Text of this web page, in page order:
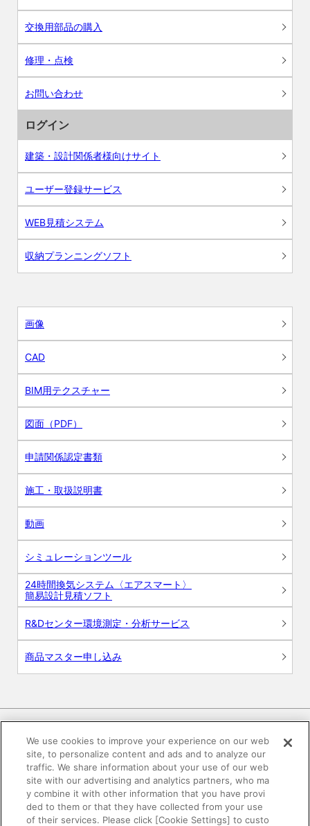
交換用部品の購入
修理・点検
お問い合わせ
ログイン
建築・設計関係者様向けサイト
ユーザー登録サービス
WEB見積システム
収納プランニングソフト
画像
CAD
BIM用テクスチャー
図面（PDF）
申請関係認定書類
施工・取扱説明書
動画
シミュレーションツール
24時間換気システム〈エアスマート〉
簡易設計見積ソフト
R&Dセンター環境測定・分析サービス
商品マスター申し込み
電子公告 このWEBサイトについて
プライバシーポリシー
We use cookies to improve your experience on our web
site, to personalize content and ads and to analyze our
traffic. We share information about your use of our web
site with our advertising and analytics partners, who ma
y combine it with other information that you have provi
ded to them or that they have collected from your use
of their services. Please click [Cookie Settings] to custo